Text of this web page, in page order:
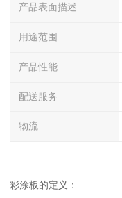
产品表面描述
用途范围
产品性能
配送服务
物流
彩涂板的定义：